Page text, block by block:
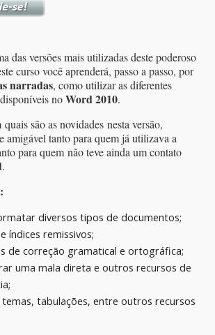
das versões mais utilizadas deste poderoso
curso você aprenderá, passo a passo, por
narradas, como utilizar as diferentes
noWord 2010.
são as novidades nesta versão,
amigável tanto para quem já utilizava a
para quem não teve ainda um contato
.
diversos tipos de documentos;
índices remissivos;
de correção gramatical e ortográfica;
uma mala direta e outros recursos de
tabulações, entre outros recursos